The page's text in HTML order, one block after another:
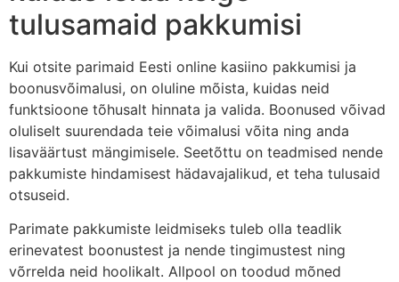
tulusamaid pakkumisi
Kui otsite parimaid Eesti online kasiino pakkumisi ja
boonusvõimalusi, on oluline mõista, kuidas neid
funktsioone tõhusalt hinnata ja valida. Boonused võivad
oluliselt suurendada teie võimalusi võita ning anda
lisaväärtust mängimisele. Seetõttu on teadmised nende
pakkumiste hindamisest hädavajalikud, et teha tulusaid
otsuseid.
Parimate pakkumiste leidmiseks tuleb olla teadlik
erinevatest boonustest ja nende tingimustest ning
võrrelda neid hoolikalt. Allpool on toodud mõned